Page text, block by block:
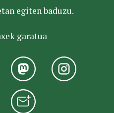
egiten baduzu.
garatua